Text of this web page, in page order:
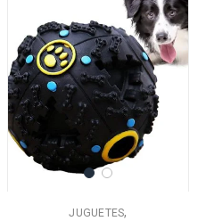
JUGUETES,